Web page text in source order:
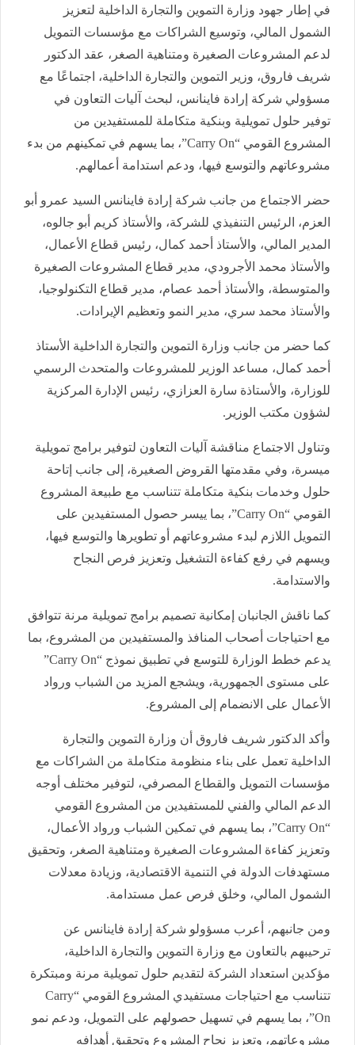
في إطار جهود وزارة التموين والتجارة الداخلية لتعزيز
الشمول المالي، وتوسيع الشراكات مع مؤسسات التمويل
لدعم المشروعات الصغيرة ومتناهية الصغر، عقد الدكتور
شريف فاروق، وزير التموين والتجارة الداخلية، اجتماعًا مع
مسؤولي شركة إرادة فاينانس، لبحث آليات التعاون في
توفير حلول تمويلية وبنكية متكاملة للمستفيدين من
المشروع القومي “Carry On”، بما يسهم في تمكينهم من بدء
مشروعاتهم والتوسع فيها، ودعم استدامة أعمالهم.
حضر الاجتماع من جانب شركة إرادة فاينانس السيد عمرو أبو
العزم، الرئيس التنفيذي للشركة، والأستاذ كريم أبو جالوه،
المدير المالي، والأستاذ أحمد كمال، رئيس قطاع الأعمال،
والأستاذ محمد الأجرودي، مدير قطاع المشروعات الصغيرة
والمتوسطة، والأستاذ أحمد عصام، مدير قطاع التكنولوجيا،
والأستاذ محمد سري، مدير النمو وتعظيم الإيرادات.
كما حضر من جانب وزارة التموين والتجارة الداخلية الأستاذ
أحمد كمال، مساعد الوزير للمشروعات والمتحدث الرسمي
للوزارة، والأستاذة سارة العزازي، رئيس الإدارة المركزية
لشؤون مكتب الوزير.
وتناول الاجتماع مناقشة آليات التعاون لتوفير برامج تمويلية
ميسرة، وفي مقدمتها القروض الصغيرة، إلى جانب إتاحة
حلول وخدمات بنكية متكاملة تتناسب مع طبيعة المشروع
القومي “Carry On”، بما ييسر حصول المستفيدين على
التمويل اللازم لبدء مشروعاتهم أو تطويرها والتوسع فيها،
ويسهم في رفع كفاءة التشغيل وتعزيز فرص النجاح
والاستدامة.
كما ناقش الجانبان إمكانية تصميم برامج تمويلية مرنة تتوافق
مع احتياجات أصحاب المنافذ والمستفيدين من المشروع، بما
يدعم خطط الوزارة للتوسع في تطبيق نموذج “Carry On”
على مستوى الجمهورية، ويشجع المزيد من الشباب ورواد
الأعمال على الانضمام إلى المشروع.
وأكد الدكتور شريف فاروق أن وزارة التموين والتجارة
الداخلية تعمل على بناء منظومة متكاملة من الشراكات مع
مؤسسات التمويل والقطاع المصرفي، لتوفير مختلف أوجه
الدعم المالي والفني للمستفيدين من المشروع القومي
“Carry On”، بما يسهم في تمكين الشباب ورواد الأعمال،
وتعزيز كفاءة المشروعات الصغيرة ومتناهية الصغر، وتحقيق
مستهدفات الدولة في التنمية الاقتصادية، وزيادة معدلات
الشمول المالي، وخلق فرص عمل مستدامة.
ومن جانبهم، أعرب مسؤولو شركة إرادة فاينانس عن
ترحيبهم بالتعاون مع وزارة التموين والتجارة الداخلية،
مؤكدين استعداد الشركة لتقديم حلول تمويلية مرنة ومبتكرة
تتناسب مع احتياجات مستفيدي المشروع القومي “Carry
On”، بما يسهم في تسهيل حصولهم على التمويل، ودعم نمو
مشروعاتهم، وتعزيز نجاح المشروع وتحقيق أهدافه